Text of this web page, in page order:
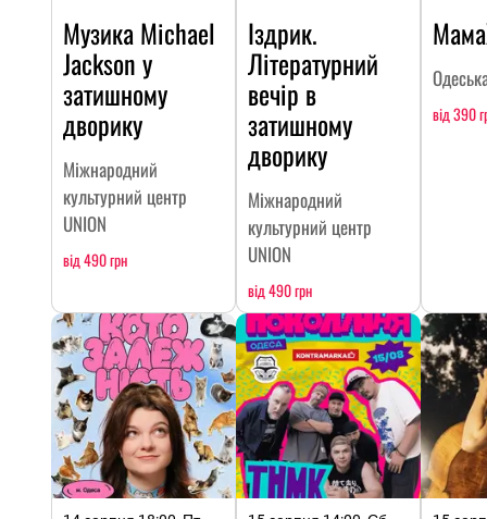
Музика Michael
Jackson у
затишному
дворику
Міжнародний
культурний центр
UNION
від 490 грн
Іздрик.
Літературний
вечір в
затишному
дворику
Міжнародний
культурний центр
UNION
від 490 грн
від 390